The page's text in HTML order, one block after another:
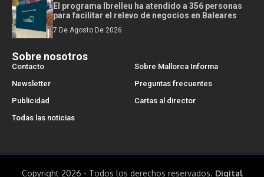
El programa Ibrelleu ha atendido a 356 personas
para facilitar el relevo de negocios en Baleares
7 De Agosto De 2026
Sobre nosotros
Contacto
Sobre Mallorca Informa
Newsletter
Preguntas frecuentes
Publicidad
Cartas al director
Todas las noticias
Copyright 2026 - Todos los derechos reservados. Digital